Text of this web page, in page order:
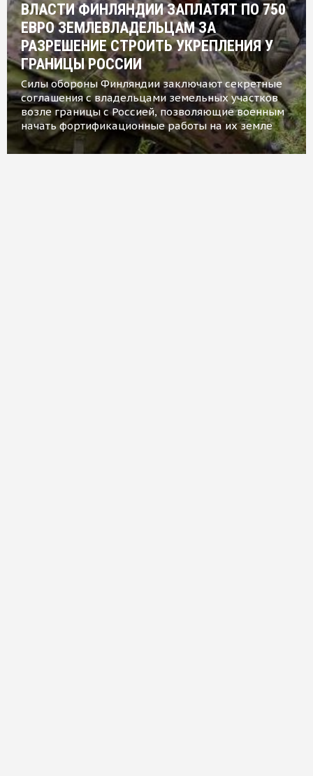
ВЛАСТИ ФИНЛЯНДИИ ЗАПЛАТЯТ ПО 750
ЕВРО ЗЕМЛЕВЛАДЕЛЬЦАМ ЗА
РАЗРЕШЕНИЕ СТРОИТЬ УКРЕПЛЕНИЯ У
ГРАНИЦЫ РОССИИ
Силы обороны Финляндии заключают секретные
соглашения с владельцами земельных участков
возле границы с Россией, позволяющие военным
начать фортификационные работы на их земле